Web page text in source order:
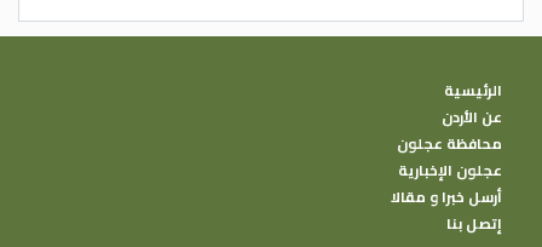
الرئيسية
عن الأردن
محافظة عجلون
عجلون الإخبارية
أرسل خبرا و مقالا
إتصل بنا